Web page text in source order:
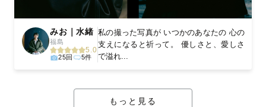
みお｜水緒
福島
5.0
25回 5件
私の撮った写真が いつかのあなたの 心の
支えになると祈って。 優しさと、愛しさ
で溢れ...
もっと見る